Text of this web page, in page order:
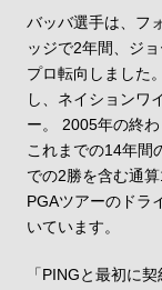
バッバ選手は、フ
ッジで2年間、ジ
プロ転向しました
し、ネイションワ
ー。 2005年の終
これまでの14年間
での2勝を含む通
PGAツアーのドラ
いています。
「PINGと最初に
修理について安全取り扱いマニュアル
プライバシーポリシー 利用規約 免責事